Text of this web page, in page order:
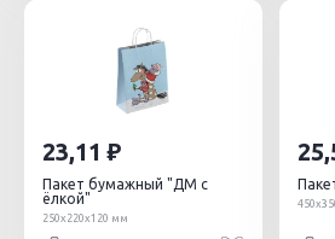
23,11
Пакет бумажный "ДМ с
ёлкой"
250х220х120 мм